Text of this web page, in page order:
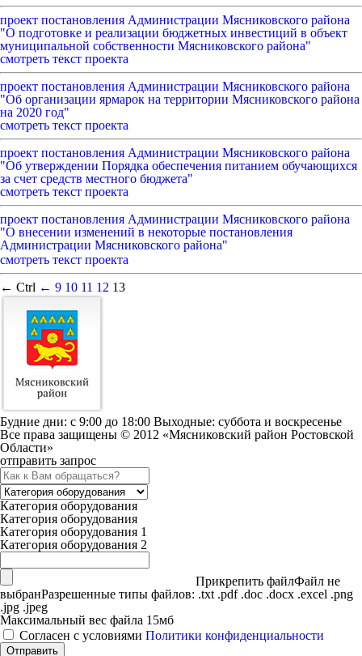
проект постановления Администрации Мясниковского района
"О подготовке и реализации бюджетных инвестиций в объект
муниципальной собственности Мясниковского района"
смотреть текст проекта
проект постановления Администрации Мясниковского района
"Об организации ярмарок на территории Мясниковского района
на 2020 год"
смотреть текст проекта
проект постановления Администрации Мясниковского района
"Об утверждении Порядка обеспечения питанием обучающихся
за счет средств местного бюджета"
смотреть текст проекта
проект постановления Администрации Мясниковского района
"О внесении изменений в некоторые постановления
Администрации Мясниковского района"
смотреть текст проекта
← Ctrl ← 9 10 11 12 13
Будние дни: c 9:00 до 18:00 Выходные: суббота и воскресенье
Все права защищены © 2012 «Мясниковский район Ростовской
Области»
отправить запрос
Категория оборудования
Категория оборудования
Категория оборудования 1
Категория оборудования 2
Прикрепить файлФайл не
выбранРазрешенные типы файлов: .txt .pdf .doc .docx .excel .png
.jpg .jpeg
Максимальный вес файла 15мб
Согласен с условиями Политики конфиденциальности